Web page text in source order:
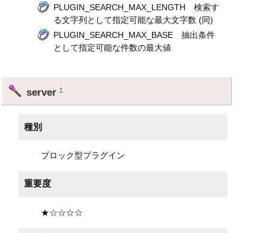
PLUGIN_SEARCH_MAX_LENGTH 検索す
る文字列として指定可能な最大文字数 (同)
PLUGIN_SEARCH_MAX_BASE 抽出条件
として指定可能な件数の最大値
server†
種別
ブロック型プラグイン
重要度
★☆☆☆☆